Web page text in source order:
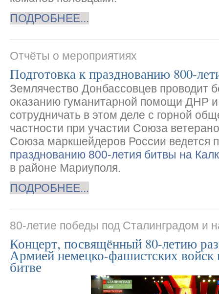
ПОДРОБНЕЕ...
Отчёты о мероприятиях
Подготовка к празднованию 800-
Землячество Донбассовцев проводит
оказанию гуманитарной помощи ДНР
сотрудничать в этом деле с горной
частности при участии Союза
Союза маркшейдеров России ведется
празднованию 800-летия битвы на
в районе Мариуполя.
ПОДРОБНЕЕ...
80-летие победы под Сталинградом и
Концерт, посвящённый 80-летию
Армией немецко-фашистских войск
битве